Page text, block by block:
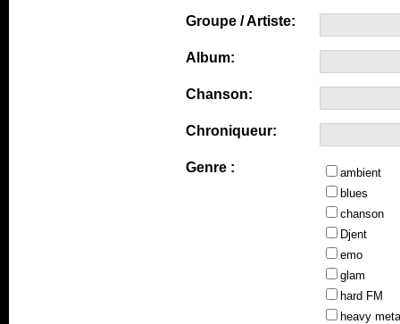
Groupe / Artiste:
Album:
Chanson:
Chroniqueur:
Genre :
ambient
blues
chanson
Djent
emo
glam
hard FM
heavy